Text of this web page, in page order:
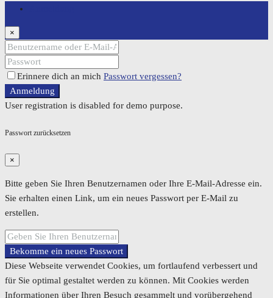
×
Erinnere dich an mich Passwort vergessen?
Anmeldung
User registration is disabled for demo purpose.
Passwort zurücksetzen
×
Bitte geben Sie Ihren Benutzernamen oder Ihre E-Mail-Adresse ein.
Sie erhalten einen Link, um ein neues Passwort per E-Mail zu
erstellen.
Bekomme ein neues Passwort
Diese Webseite verwendet Cookies, um fortlaufend verbessert und
für Sie optimal gestaltet werden zu können. Mit Cookies werden
Informationen über Ihren Besuch gesammelt und vorübergehend